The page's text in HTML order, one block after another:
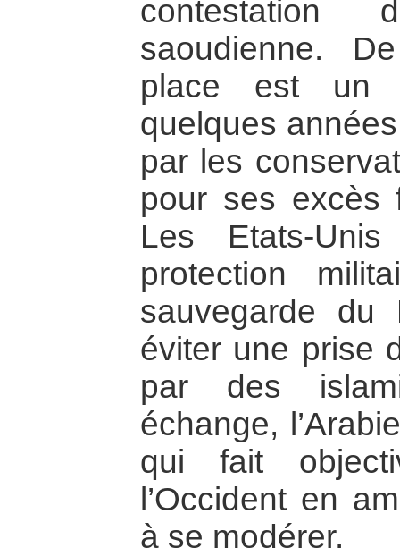
contestation
saoudienne.
place est un
quelques
par les
pour ses excès
Les Etats-
protection
sauvegarde du
éviter une prise
par des
échange,
qui fait
l’Occident en
à se modérer.